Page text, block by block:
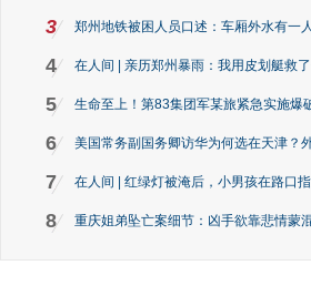
3 郑州地铁被困人员口述：车厢外水有一
4 在人间 | 亲历郑州暴雨：我用皮划艇救
5 生命至上！第83集团军某旅紧急实施爆
6 美国常务副国务卿访华为何选在天津？
7 在人间 | 红绿灯被淹后，小男孩在路口
8 重庆姐弟坠亡案细节：凶手欲靠悲情蒙